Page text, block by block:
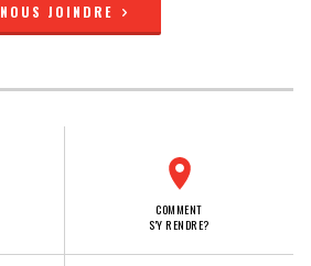
NOUS JOINDRE
COMMENT
S'Y RENDRE?